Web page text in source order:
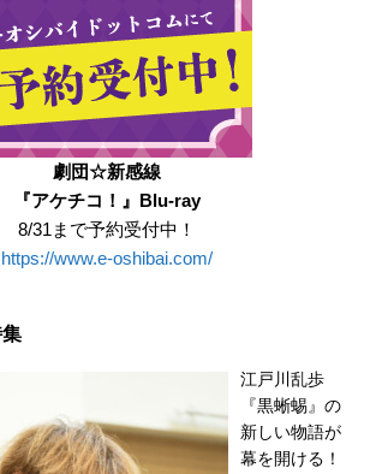
劇団☆新感線
『アケチコ！』Blu-ray
8/31まで予約受付中！
https://www.e-oshibai.com/
江戸川乱歩
『黒蜥蜴』の
新しい物語が
幕を開ける！